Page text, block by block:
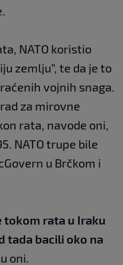
NATO koristio
zemlju”, te da je to
vojnih snaga.
za mirovne
rata, navode oni,
NATO trupe bile
u Brčkom i
tokom rata u Iraku
tada bacili oko na
oni.